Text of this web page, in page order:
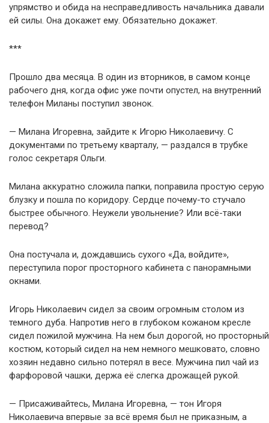
упрямство и обида на несправедливость начальника давали
ей силы. Она докажет ему. Обязательно докажет.
***
Прошло два месяца. В один из вторников, в самом конце
рабочего дня, когда офис уже почти опустел, на внутренний
телефон Миланы поступил звонок.
— Милана Игоревна, зайдите к Игорю Николаевичу. С
документами по третьему кварталу, — раздался в трубке
голос секретаря Ольги.
Милана аккуратно сложила папки, поправила простую серую
блузку и пошла по коридору. Сердце почему-то стучало
быстрее обычного. Неужели увольнение? Или всё-таки
перевод?
Она постучала и, дождавшись сухого «Да, войдите»,
переступила порог просторного кабинета с панорамными
окнами.
Игорь Николаевич сидел за своим огромным столом из
темного дуба. Напротив него в глубоком кожаном кресле
сидел пожилой мужчина. На нем был дорогой, но просторный
костюм, который сидел на нем немного мешковато, словно
хозяин недавно сильно потерял в весе. Мужчина пил чай из
фарфоровой чашки, держа её слегка дрожащей рукой.
— Присаживайтесь, Милана Игоревна, — тон Игоря
Николаевича впервые за всё время был не приказным, а